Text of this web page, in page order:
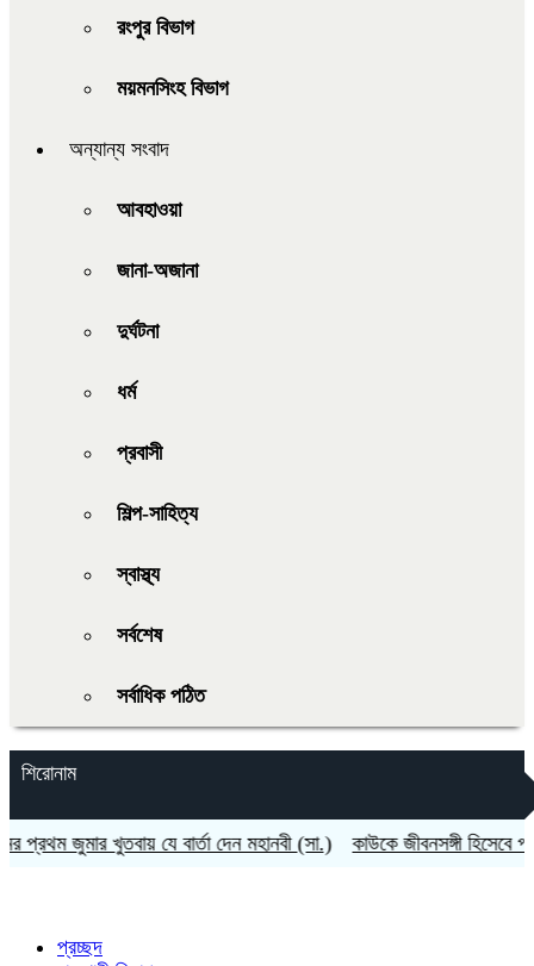
রংপুর বিভাগ
ময়মনসিংহ বিভাগ
অন্যান্য সংবাদ
আবহাওয়া
জানা-অজানা
দুর্ঘটনা
ধর্ম
প্রবাসী
শিল্প-সাহিত্য
স্বাস্থ্য
সর্বশেষ
সর্বাধিক পঠিত
শিরোনাম
জুমার খুতবায় যে বার্তা দেন মহানবী (সা.) কাউকে জীবনসঙ্গী হিসেবে
প্রচ্ছদ